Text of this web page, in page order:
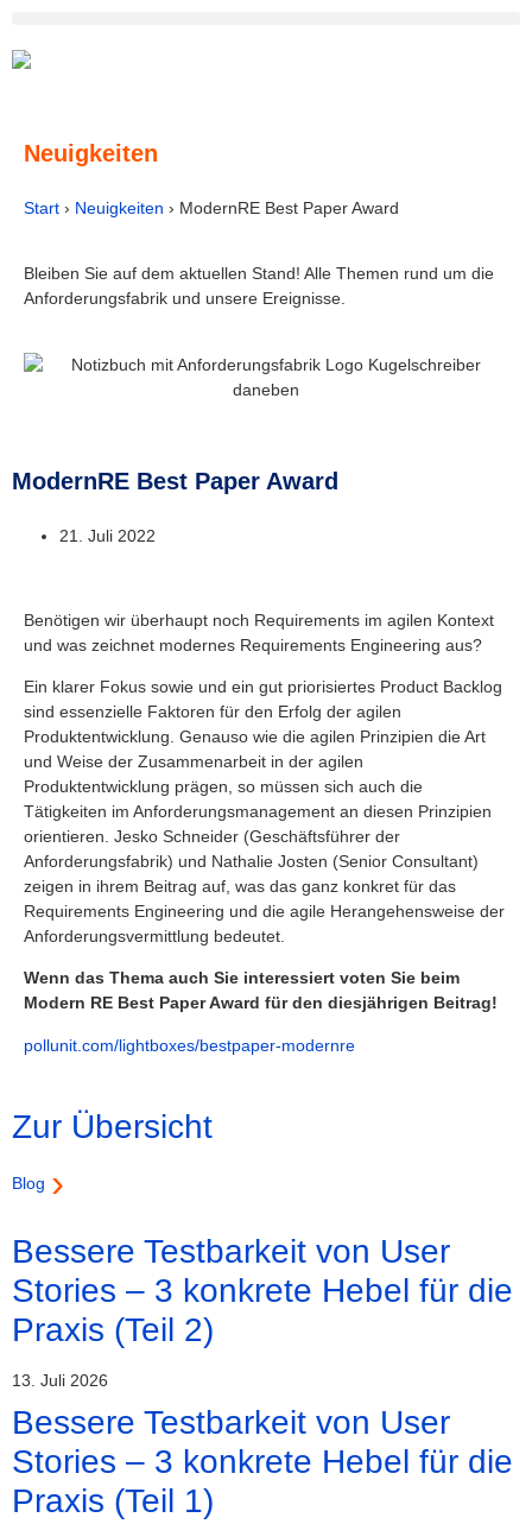
Neuigkeiten
Start › Neuigkeiten › ModernRE Best Paper Award
Bleiben Sie auf dem aktuellen Stand! Alle Themen rund um die
Anforderungsfabrik und unsere Ereignisse.
ModernRE Best Paper Award
21. Juli 2022
Benötigen wir überhaupt noch Requirements im agilen Kontext
und was zeichnet modernes Requirements Engineering aus?
Ein klarer Fokus sowie und ein gut priorisiertes Product Backlog
sind essenzielle Faktoren für den Erfolg der agilen
Produktentwicklung. Genauso wie die agilen Prinzipien die Art
und Weise der Zusammenarbeit in der agilen
Produktentwicklung prägen, so müssen sich auch die
Tätigkeiten im Anforderungsmanagement an diesen Prinzipien
orientieren. Jesko Schneider (Geschäftsführer der
Anforderungsfabrik) und Nathalie Josten (Senior Consultant)
zeigen in ihrem Beitrag auf, was das ganz konkret für das
Requirements Engineering und die agile Herangehensweise der
Anforderungsvermittlung bedeutet.
Wenn das Thema auch Sie interessiert voten Sie beim
Modern RE Best Paper Award für den diesjährigen Beitrag!
pollunit.com/lightboxes/bestpaper-modernre
Zur Übersicht
Blog
Bessere Testbarkeit von User
Stories – 3 konkrete Hebel für die
Praxis (Teil 2)
13. Juli 2026
Bessere Testbarkeit von User
Stories – 3 konkrete Hebel für die
Praxis (Teil 1)